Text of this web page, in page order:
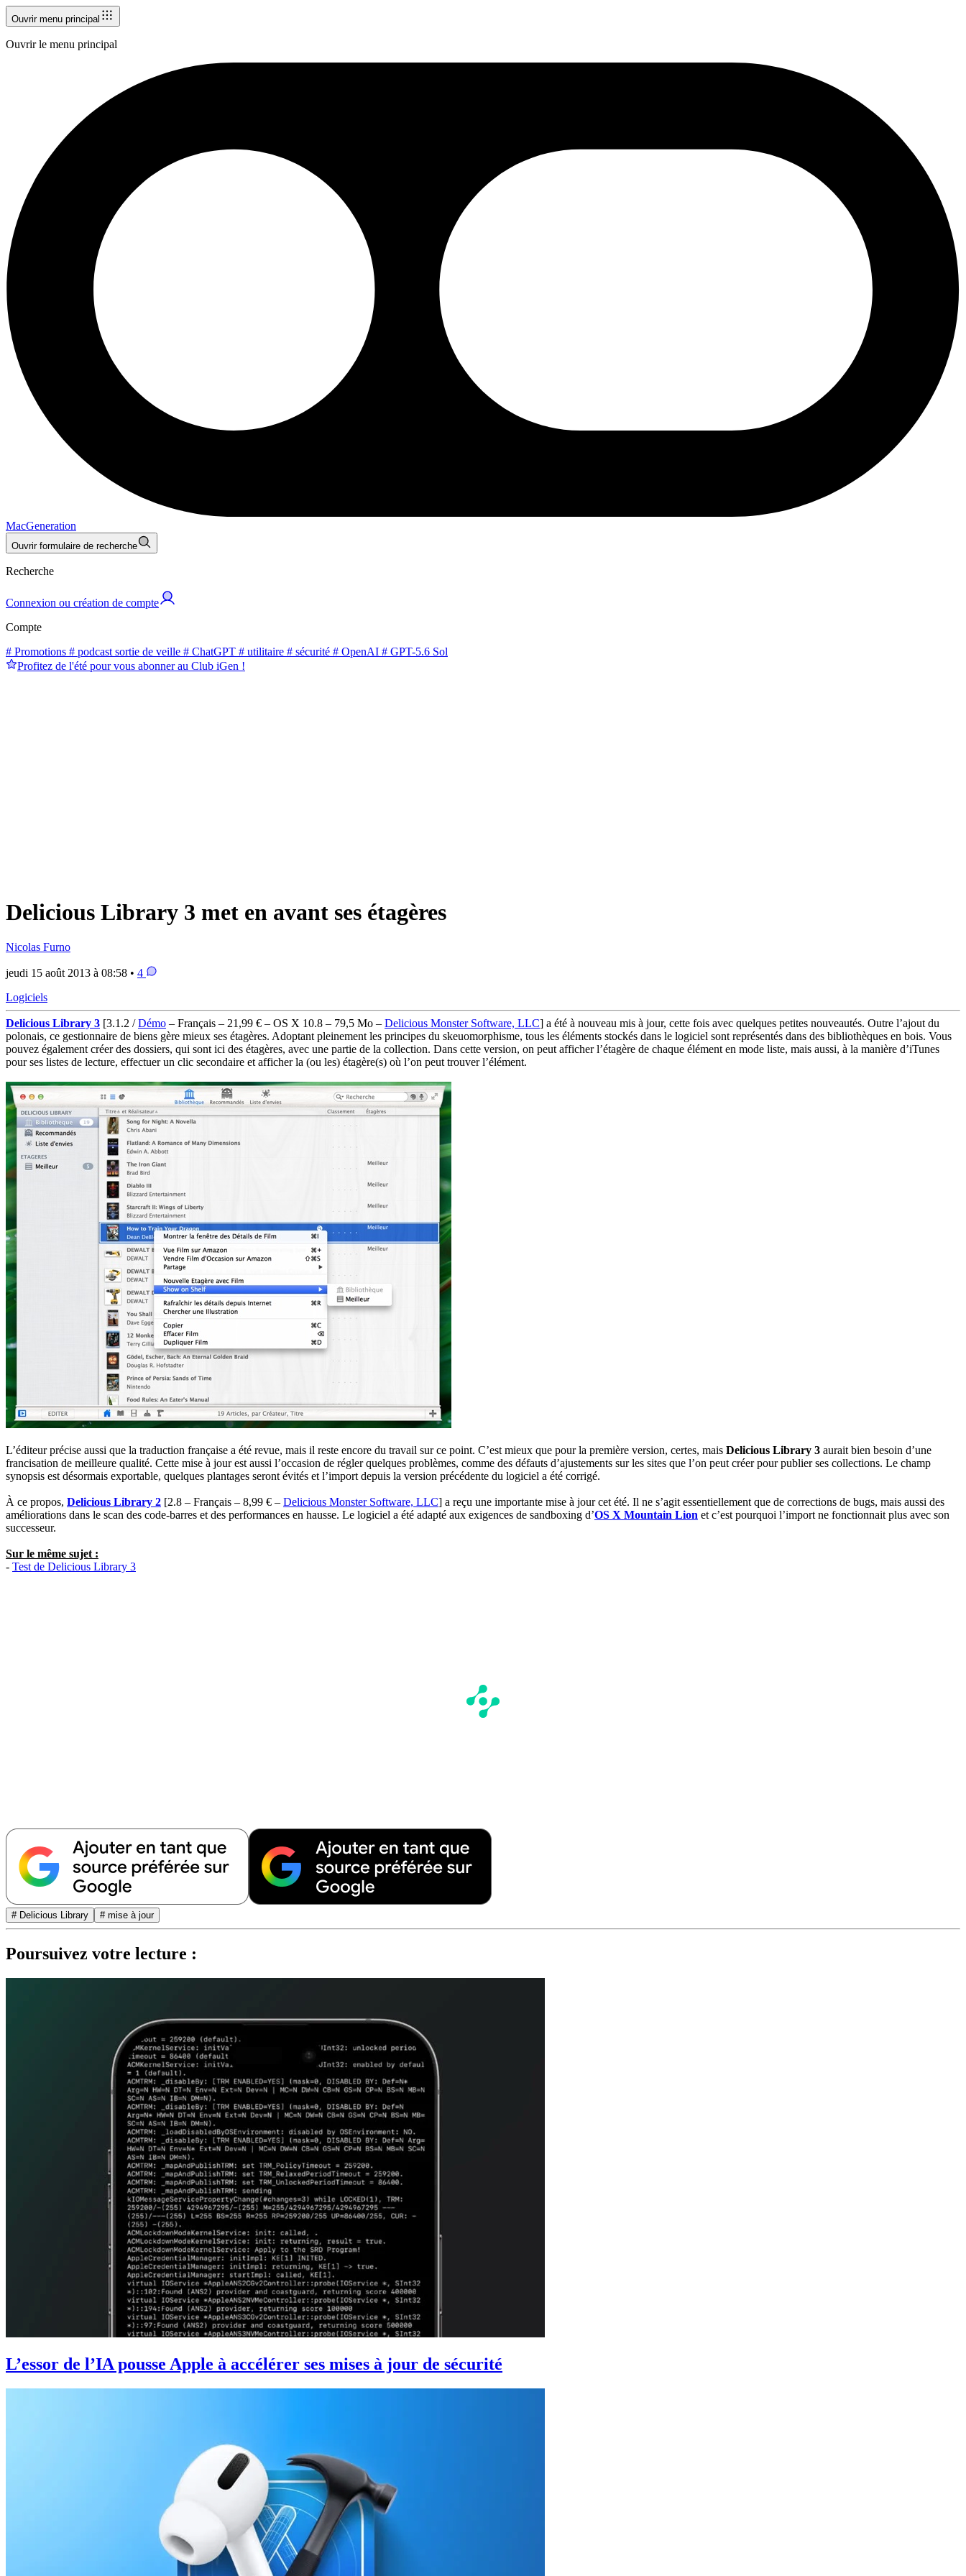
Ouvrir menu principal
Ouvrir le menu principal
MacGeneration
Ouvrir formulaire de recherche
Recherche
Connexion ou création de compte
Compte
# Promotions # podcast sortie de veille # ChatGPT # utilitaire # sécurité # OpenAI # GPT-5.6 Sol
Profitez de l'été pour vous abonner au Club iGen !
Delicious Library 3 met en avant ses étagères
Nicolas Furno
jeudi 15 août 2013 à 08:58 • 4
Logiciels
Delicious Library 3 [3.1.2 /Démo – Français – 21,99 € – OS X 10.8 – 79,5 Mo – Delicious Monster Software, LLC] a été à nouveau mis à jour, cette fois avec quelques petites nouveautés. Outre l’ajout du
polonais, ce gestionnaire de biens gère mieux ses étagères. Adoptant pleinement les principes du skeuomorphisme, tous les éléments stockés dans le logiciel sont représentés dans des bibliothèques en bois. Vous
pouvez également créer des dossiers, qui sont ici des étagères, avec une partie de la collection. Dans cette version, on peut afficher l’étagère de chaque élément en mode liste, mais aussi, à la manière d’iTunes
pour ses listes de lecture, effectuer un clic secondaire et afficher la (ou les) étagère(s) où l’on peut trouver l’élément.
L’éditeur précise aussi que la traduction française a été revue, mais il reste encore du travail sur ce point. C’est mieux que pour la première version, certes, mais Delicious Library 3 aurait bien besoin d’une
francisation de meilleure qualité. Cette mise à jour est aussi l’occasion de régler quelques problèmes, comme des défauts d’ajustements sur les sites que l’on peut créer pour publier ses collections. Le champ
synopsis est désormais exportable, quelques plantages seront évités et l’import depuis la version précédente du logiciel a été corrigé.
À ce propos, Delicious Library 2 [2.8 – Français – 8,99 € – Delicious Monster Software, LLC] a reçu une importante mise à jour cet été. Il ne s’agit essentiellement que de corrections de bugs, mais aussi des
améliorations dans le scan des code-barres et des performances en hausse. Le logiciel a été adapté aux exigences de sandboxing d’OS X Mountain Lion et c’est pourquoi l’import ne fonctionnait plus avec son
successeur.
Sur le même sujet :
- Test de Delicious Library 3
# Delicious Library # mise à jour
Poursuivez votre lecture :
L’essor de l’IA pousse Apple à accélérer ses mises à jour de sécurité